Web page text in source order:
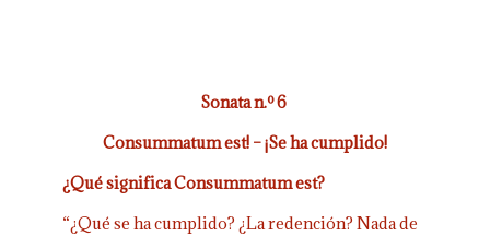
Sonata n.º 6
Consummatum est! – ¡Se ha cumplido!
¿Qué significa Consummatum est?
“¿Qué se ha cumplido? ¿La redención? Nada de